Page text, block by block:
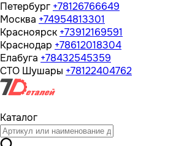
Петербург +78126766649
Москва +74954813301
Красноярск +73912169591
Краснодар +78612018304
Елабуга +78432545359
СТО Шушары +78122404762
Каталог